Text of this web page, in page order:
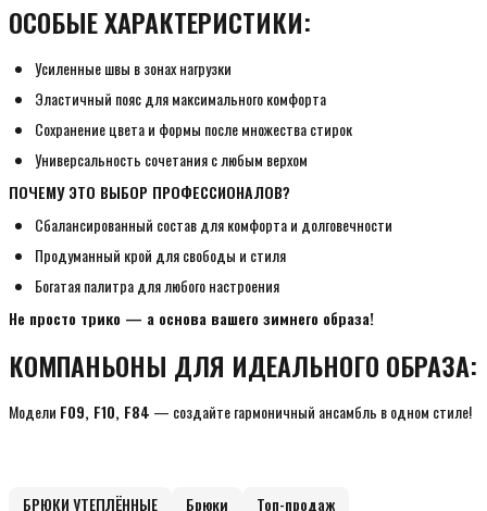
ОСОБЫЕ ХАРАКТЕРИСТИКИ:
Усиленные швы в зонах нагрузки
Эластичный пояс для максимального комфорта
Сохранение цвета и формы после множества стирок
Универсальность сочетания с любым верхом
ПОЧЕМУ ЭТО ВЫБОР ПРОФЕССИОНАЛОВ?
Сбалансированный состав для комфорта и долговечности
Продуманный крой для свободы и стиля
Богатая палитра для любого настроения
Не просто трико — а основа вашего зимнего образа!
КОМПАНЬОНЫ ДЛЯ ИДЕАЛЬНОГО ОБРАЗА:
Модели F09, F10, F84 — создайте гармоничный ансамбль в одном стиле!
БРЮКИ УТЕПЛЁННЫЕ Брюки Топ-продаж